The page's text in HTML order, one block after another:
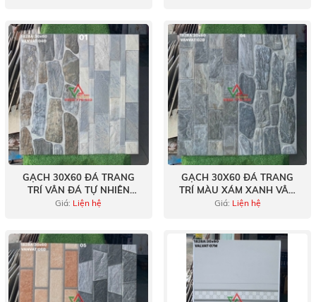
GẠCH 30X60 ĐÁ TRANG
TRÍ VÂN ĐÁ TỰ NHIÊN
HÀNG VIỆT NAM
Giá: Liện hệ
GẠCH 30X60 ĐÁ TRANG
TRÍ MÀU XÁM XANH VÂN
ĐÁ CHẺ TỰ NHIÊN VIỆT
Giá: Liện hệ